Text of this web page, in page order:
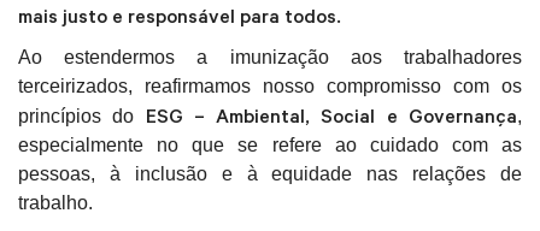
mais justo e responsável para todos.
Ao estendermos a imunização aos trabalhadores
terceirizados, reafirmamos nosso compromisso com os
princípios do ESG – Ambiental, Social e Governança,
especialmente no que se refere ao cuidado com as
pessoas, à inclusão e à equidade nas relações de
trabalho.